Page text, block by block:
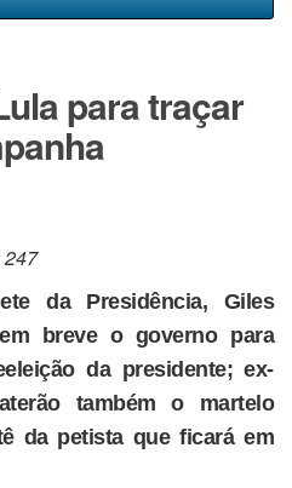
para traçar
da Presidência, Giles
breve o governo para
da presidente; ex-
também o martelo
da petista que ficará em